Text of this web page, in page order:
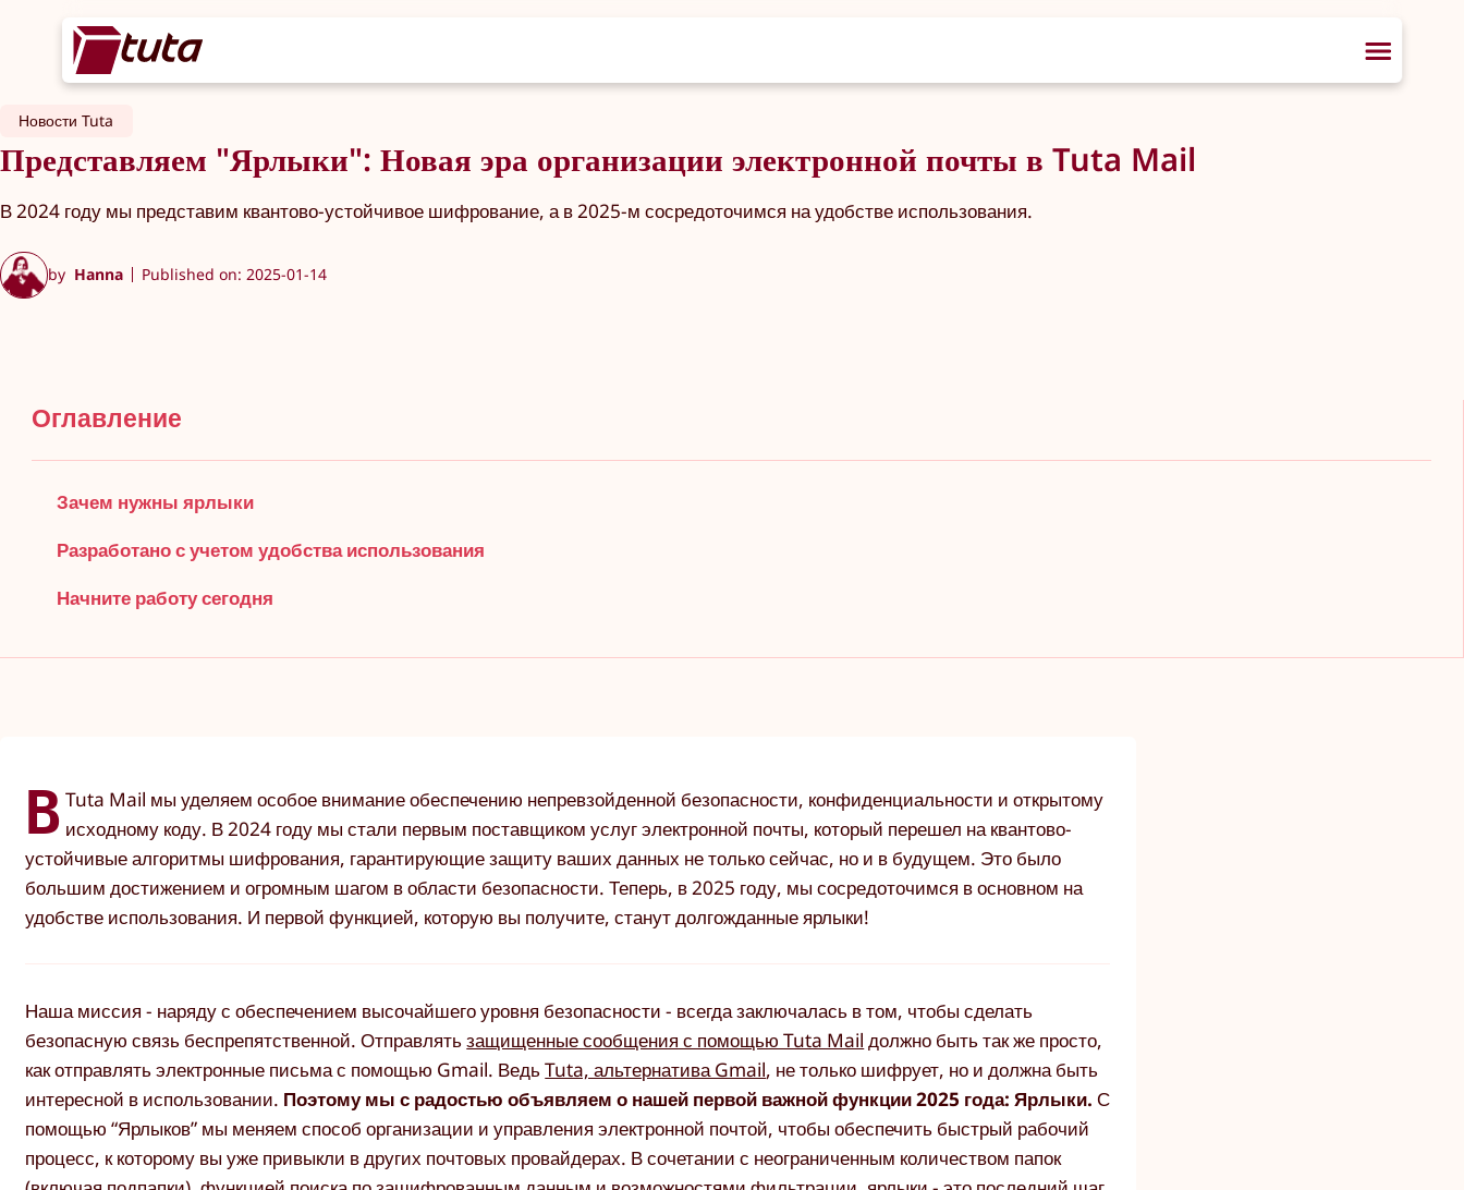
Новости Tuta
Представляем "Ярлыки": Новая эра организации электронной почты в Tuta Mail
В 2024 году мы представим квантово-устойчивое шифрование, а в 2025-м сосредоточимся на удобстве использования.
by Hanna Published on: 2025-01-14
Оглавление
Зачем нужны ярлыки
Разработано с учетом удобства использования
Начните работу сегодня
В Tuta Mail мы уделяем особое внимание обеспечению непревзойденной безопасности, конфиденциальности и открытому
исходному коду. В 2024 году мы стали первым поставщиком услуг электронной почты, который перешел на квантово-
устойчивые алгоритмы шифрования, гарантирующие защиту ваших данных не только сейчас, но и в будущем. Это было
большим достижением и огромным шагом в области безопасности. Теперь, в 2025 году, мы сосредоточимся в основном на
удобстве использования. И первой функцией, которую вы получите, станут долгожданные ярлыки!
Наша миссия - наряду с обеспечением высочайшего уровня безопасности - всегда заключалась в том, чтобы сделать
безопасную связь беспрепятственной. Отправлятьзащищенные сообщения с помощью Tuta Mail должно быть так же просто,
как отправлять электронные письма с помощью Gmail. ВедьTuta, альтернатива Gmail, не только шифрует, но и должна быть
интересной в использовании. Поэтому мы с радостью объявляем о нашей первой важной функции 2025 года: Ярлыки. С
помощью “Ярлыков” мы меняем способ организации и управления электронной почтой, чтобы обеспечить быстрый рабочий
процесс, к которому вы уже привыкли в других почтовых провайдерах. В сочетании с неограниченным количеством папок